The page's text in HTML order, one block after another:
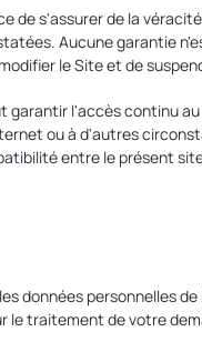
de s'assurer de la
Aucune garantie
modifier le Site et de
garantir l'accès
ou à d'autres
entre le présent
les données
le traitement de votre